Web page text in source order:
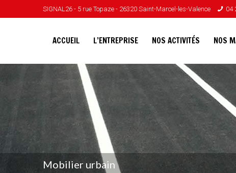
SIGNAL26 - 5 rue Topaze - 26320 Saint-Marcel-les-Valence 04
ACCUEIL L’ENTREPRISE NOS ACTIVITÉS NOS
Mobilier urbain